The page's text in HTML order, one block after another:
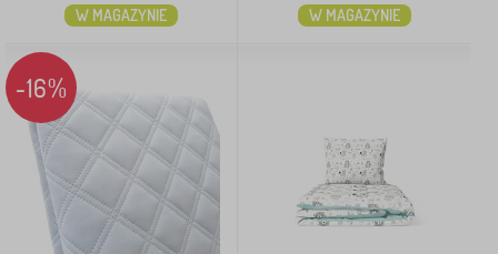
W MAGAZYNIE W MAGAZYNIE
-16%